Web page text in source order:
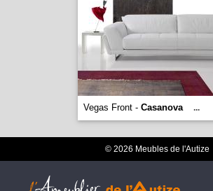
Vegas Front - Casanova ...
© 2026 Meubles de l'Autize